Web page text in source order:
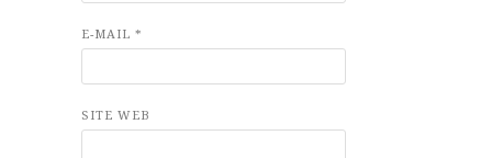
E-MAIL *
SITE WEB